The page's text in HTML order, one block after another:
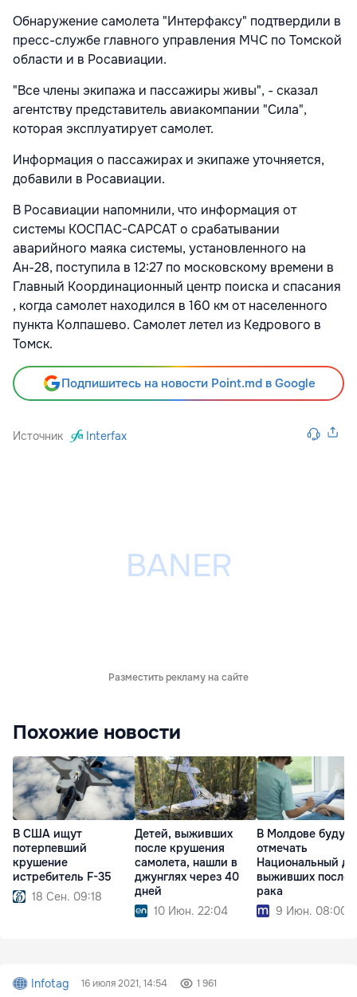
Обнаружение самолета "Интерфаксу" подтвердили в
пресс-службе главного управления МЧС по Томской
области и в Росавиации.
"Все члены экипажа и пассажиры живы", - сказал
агентству представитель авиакомпании "Сила",
которая эксплуатирует самолет.
Информация о пассажирах и экипаже уточняется,
добавили в Росавиации.
В Росавиации напомнили, что информация от
системы КОСПАС-САРСАТ о срабатывании
аварийного маяка системы, установленного на
Ан-28, поступила в 12:27 по московскому времени в
Главный Координационный центр поиска и спасания
, когда самолет находился в 160 км от населенного
пункта Колпашево. Самолет летел из Кедрового в
Томск.
Подпишитесь на новости Point.md в Google
Источник Interfax
Разместить рекламу на сайте
Похожие новости
В США ищут
потерпевший
крушение
истребитель F-35
18 Сен. 09:18
Детей, выживших
после крушения
самолета, нашли в
джунглях через 40
дней
10 Июн. 22:04
В Молдове будут
отмечать
Национальный
выживших после
рака
9 Июн. 08:00
Infotag 16 июля 2021, 14:54 1 961